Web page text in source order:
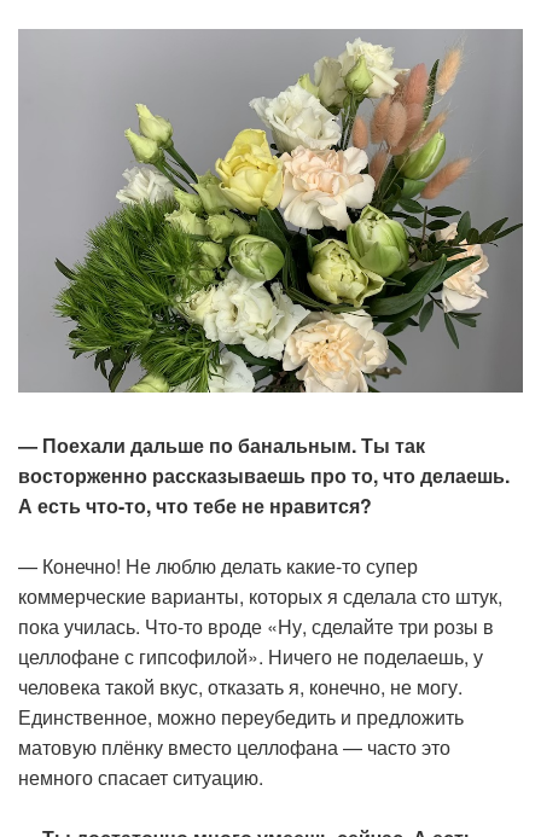
— Поехали дальше по банальным. Ты так
восторженно рассказываешь про то, что делаешь.
А есть что-то, что тебе не нравится?
— Конечно! Не люблю делать какие-то супер
коммерческие варианты, которых я сделала сто штук,
пока училась. Что-то вроде «Ну, сделайте три розы в
целлофане с гипсофилой». Ничего не поделаешь, у
человека такой вкус, отказать я, конечно, не могу.
Единственное, можно переубедить и предложить
матовую плёнку вместо целлофана — часто это
немного спасает ситуацию.